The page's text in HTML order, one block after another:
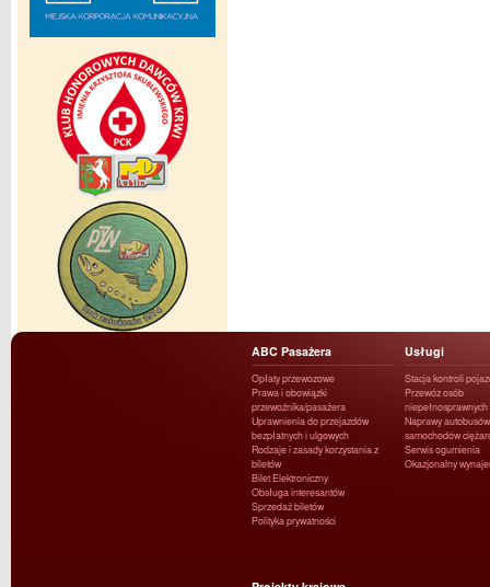
ABC Pasażera
Opłaty przewozowe
Prawa i obowiązki
przewoźnika/pasażera
Uprawnienia do przejazdów
bezpłatnych i ulgowych
Rodzaje i zasady korzystania z
biletów
Bilet Elektroniczny
Obsługa interesantów
Sprzedaż biletów
Polityka prywatności
Usługi
Stacja kontroli
Przewóz osób
niepełnosprawnych
Naprawy
samochodów
Serwis ogumienia
Okazjonalny